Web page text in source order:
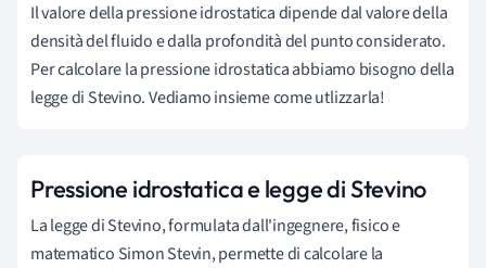
Il valore della pressione idrostatica dipende dal valore della
densità del fluido e dalla profondità del punto considerato.
Per calcolare la pressione idrostatica abbiamo bisogno della
legge di Stevino. Vediamo insieme come utlizzarla!
Pressione idrostatica e legge di Stevino
La legge di Stevino, formulata dall'ingegnere, fisico e
matematico Simon Stevin, permette di calcolare la